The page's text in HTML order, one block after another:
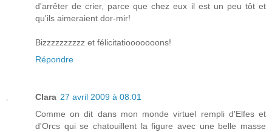
d'arrêter de crier, parce que chez eux il est un peu tôt et
qu'ils aimeraient dor-mir!
Bizzzzzzzzzz et félicitatiooooooons!
Répondre
Clara 27 avril 2009 à 08:01
Comme on dit dans mon monde virtuel rempli d'Elfes et
d'Orcs qui se chatouillent la figure avec une belle masse